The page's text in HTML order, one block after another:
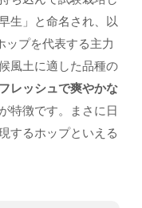
生」と命名され、以
ップを代表する主力
風土に適した品種の
レッシュで爽やかな
が特徴です。まさに日
するホップといえる